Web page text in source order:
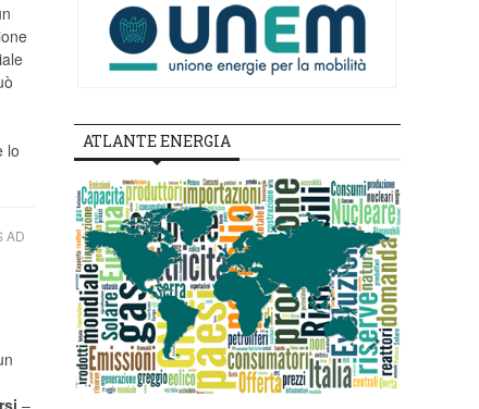
lo
AD
–
ATLANTE ENERGIA